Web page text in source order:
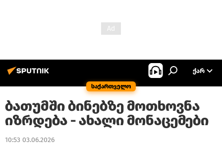
საქართველო
ᲥᲐᲠ
ბათუმში ბინებზე მოთხოვნა
იზრდება - ახალი მონაცემები
10:53 03.06.2026